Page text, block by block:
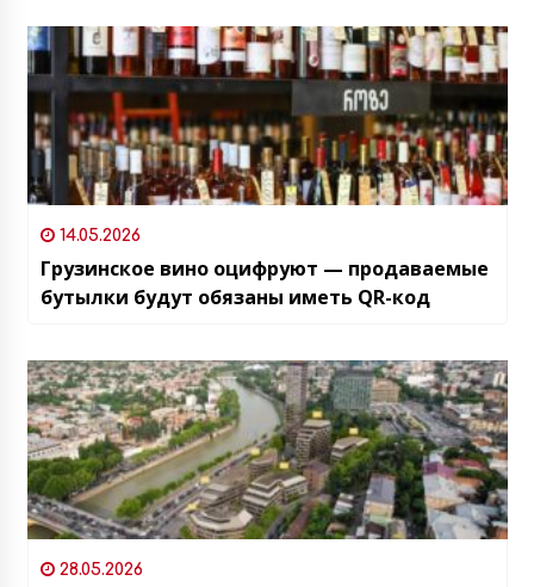
14.05.2026
Грузинское вино оцифруют — продаваемые
бутылки будут обязаны иметь QR-код
28.05.2026